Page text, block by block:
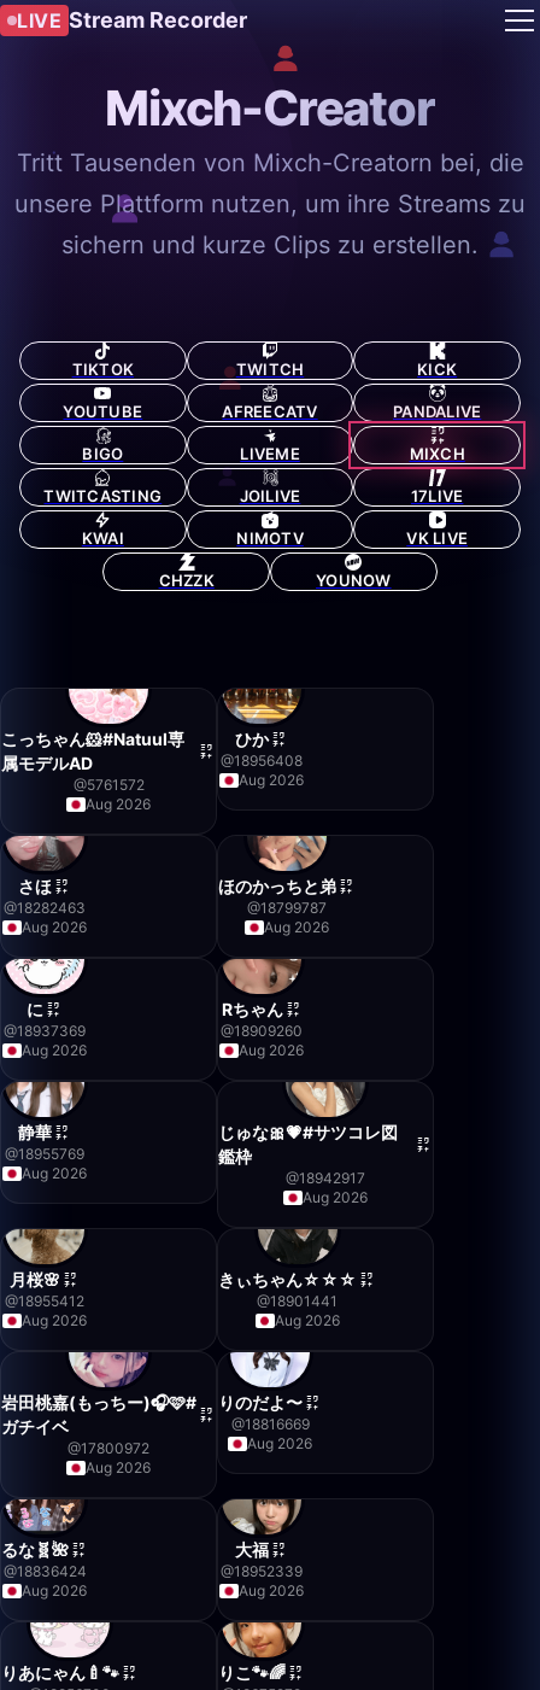
LIVE Stream Recorder
Mixch-Creator
Tritt Tausenden von Mixch-Creatorn bei, die
unsere Plattform nutzen, um ihre Streams zu
sichern und kurze Clips zu erstellen.
TIKTOK TWITCH KICK
YOUTUBE AFREECATV PANDALIVE
BIGO LIVEME MIXCH
TWITCASTING JOILIVE 17LIVE
KWAI NIMOTV VK LIVE
CHZZK YOUNOW
こっちゃん🐹#Natuul専
属モデルAD
@5761572
Aug 2026
ひか
@18956408
Aug 2026
さほ
@18282463
Aug 2026
ほのかっちと弟
@18799787
Aug 2026
に
@18937369
Aug 2026
Rちゃん
@18909260
Aug 2026
静華
@18955769
Aug 2026
じゅな🎀💗#サツコレ図
鑑枠
@18942917
Aug 2026
月桜🌸
@18955412
Aug 2026
きぃちゃん☆☆☆
@18901441
Aug 2026
岩田桃嘉(もっちー)🎧🩷#
ガチイベ
@17800972
Aug 2026
りのだよ〜
@18816669
Aug 2026
るな🧬🌺
@18836424
Aug 2026
大福
@18952339
Aug 2026
りあにゃん🍼🐾 りこ🐾🌈